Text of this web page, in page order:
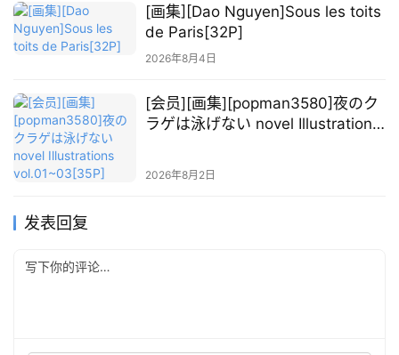
[画集][Dao Nguyen]Sous les toits
de Paris[32P]
2026年8月4日
[会员][画集][popman3580]夜のク
ラゲは泳げない novel Illustrations
2026年8月2日
发表回复